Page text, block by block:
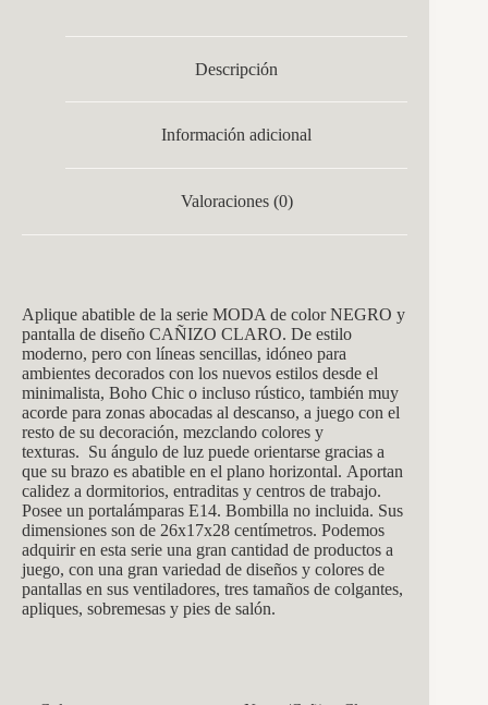
Descripción
Información adicional
Valoraciones (0)
Aplique abatible de la serie MODA de color NEGRO y
pantalla de diseño CAÑIZO CLARO. De estilo
moderno, pero con líneas sencillas, idóneo para
ambientes decorados con los nuevos estilos desde el
minimalista, Boho Chic o incluso rústico, también muy
acorde para zonas abocadas al descanso, a juego con el
resto de su decoración, mezclando colores y
texturas. Su ángulo de luz puede orientarse gracias a
que su brazo es abatible en el plano horizontal. Aportan
calidez a dormitorios, entraditas y centros de trabajo.
Posee un portalámparas E14. Bombilla no incluida. Sus
dimensiones son de 26x17x28 centímetros. Podemos
adquirir en esta serie una gran cantidad de productos a
juego, con una gran variedad de diseños y colores de
pantallas en sus ventiladores, tres tamaños de colgantes,
apliques, sobremesas y pies de salón.